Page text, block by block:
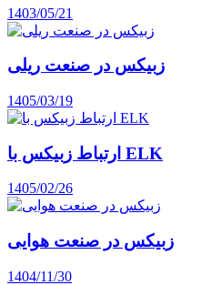
1403/05/21
زبیکس در صنعت ریلی
1405/03/19
ارتباط زبیکس با ELK
1405/02/26
زبیکس در صنعت هوایی
1404/11/30